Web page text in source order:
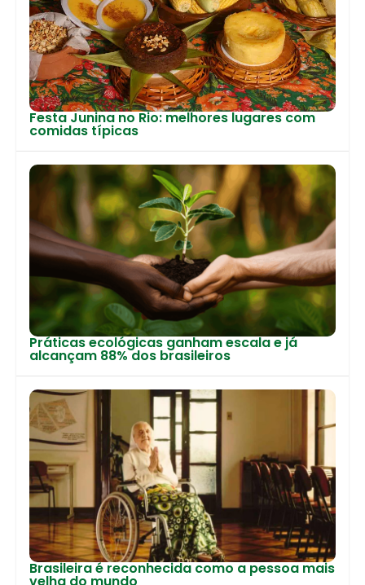
Festa Junina no Rio: melhores lugares com
comidas típicas
Práticas ecológicas ganham escala e já
alcançam 88% dos brasileiros
Brasileira é reconhecida como a pessoa mais
velha do mundo